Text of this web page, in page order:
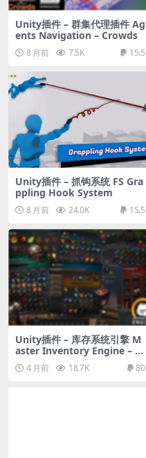
Unity插件 – 群集代理插件 Ag
ents Navigation – Crowds
8 月前 7.5K 15.5
Unity插件 – 抓钩系统 FS Gra
ppling Hook System
8 月前 24.0K 15.5
Unity插件 – 库存系统引擎 M
aster Inventory Engine – Cr
afting/Loot/Trade/Skills/H
otBar
4 月前 18.7K 80